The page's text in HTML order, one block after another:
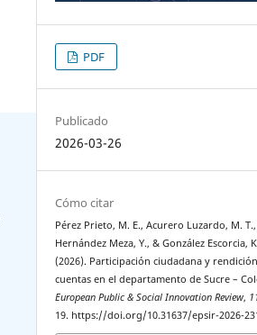
PDF
Publicado
2026-03-26
Cómo citar
Pérez Prieto, M. E., Acurero Luzardo, M. T.,
Hernández Meza, Y., & González Escorcia,
(2026). Participación ciudadana y
cuentas en el departamento de Sucre –
European Public & Social Innovation Review,
19. https://doi.org/10.31637/epsir-2026-